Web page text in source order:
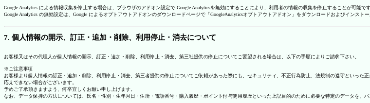
Google Analytics による情報収集を停止する場合は、ブラウザのアドオン設定で Google Analyticsを無効にすることにより、利用者の情報の収集を停止することが可能です
Google Analytics の無効設定は、Google によるオプトアウトアドオンのダウンロードページで「GoogleAnalyticsオプトアウトアドオン」をダウンロードおよびインスト
7. 個人情報の開示、訂正・追加・削除、利用停止・消去について
お客様又はその代理人が個人情報の開示、訂正・追加・削除、利用停止・消去、第三社提供の停止についてご要望される場合は、以下の手順によりご請求下さい。
※ご注意事項
お客様より個人情報の訂正・追加・削除、利用停止・消去、第三者提供の停止についてご依頼があった際にも、セキュリティ、不正行為防止、法規制の遵守といっ
応えできない場合がございます。
予めご了承頂きますよう、何卒宜しくお願い申し上げます。
なお、データ保持の方法については、氏名・性別・生年月日・住所・電話番号・購入履歴・ポイント付与使用履歴といった上記目的のために必要な特定のデータを、